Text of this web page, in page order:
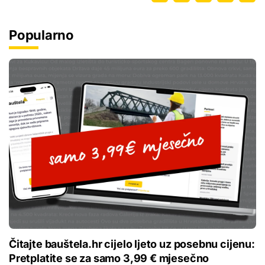
Popularno
Čitajte bauštela.hr cijelo ljeto uz posebnu cijenu:
Pretplatite se za samo 3,99 € mjesečno